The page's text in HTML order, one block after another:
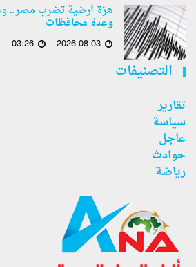
هزة أرضية تضرب مصر..
وعدة محافظات
2026-08-03
03:26
التصنيفات
تقارير
سياسة
عاجل
حوادث
رياضة